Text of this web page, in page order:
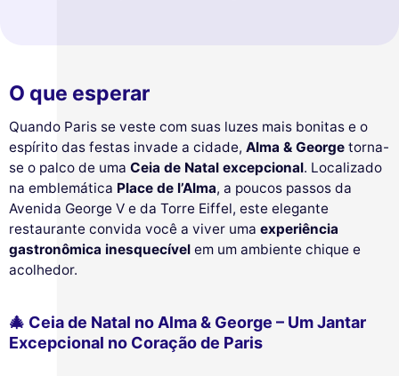
O que esperar
Quando Paris se veste com suas luzes mais bonitas e o
espírito das festas invade a cidade, Alma & George torna-
se o palco de uma Ceia de Natal excepcional. Localizado
na emblemática Place de l’Alma, a poucos passos da
Avenida George V e da Torre Eiffel, este elegante
restaurante convida você a viver uma experiência
gastronômica inesquecível em um ambiente chique e
acolhedor.
🎄 Ceia de Natal no Alma & George – Um Jantar
Excepcional no Coração de Paris